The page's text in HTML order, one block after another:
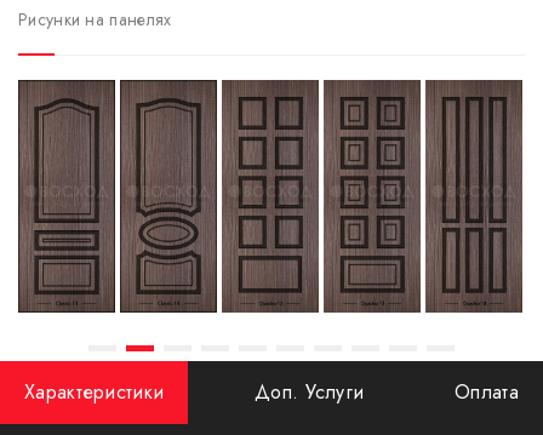
Рисунки на панелях
Характеристики Доп. Услуги Оплата